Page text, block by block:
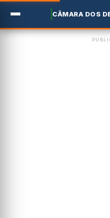
CÂMARA DOS